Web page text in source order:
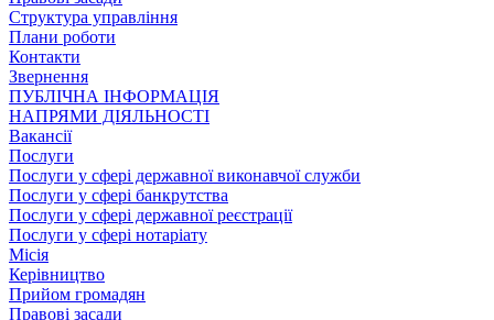
Структура управління
Плани роботи
Контакти
Звернення
ПУБЛІЧНА ІНФОРМАЦІЯ
НАПРЯМИ ДІЯЛЬНОСТІ
Вакансії
Послуги
Послуги у сфері державної виконавчої служби
Послуги у сфері банкрутства
Послуги у сфері державної реєстрації
Послуги у сфері нотаріату
Місія
Керівництво
Прийом громадян
Правові засади